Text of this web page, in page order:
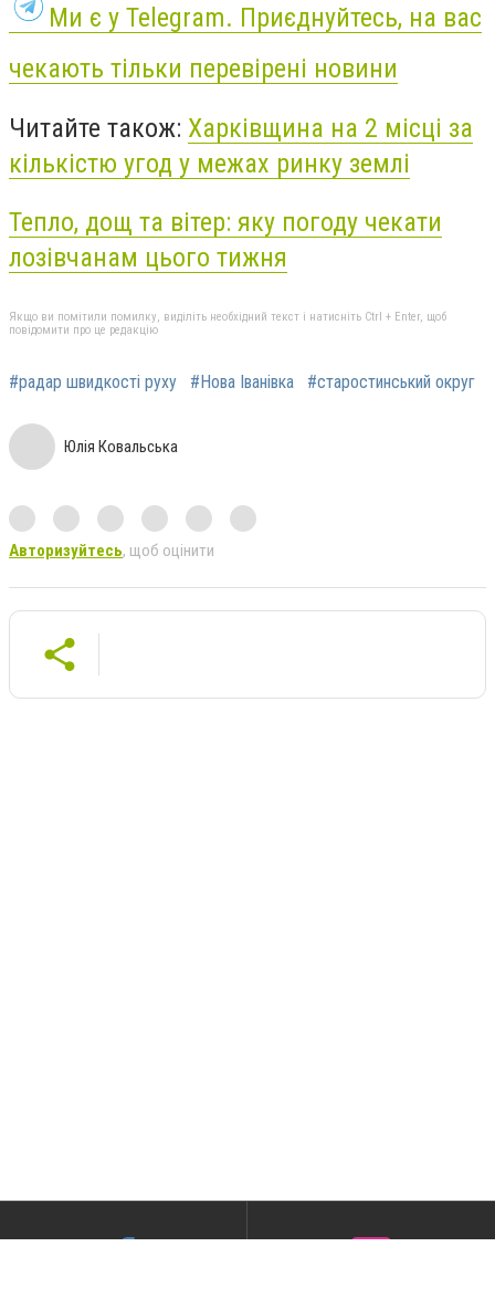
Ми є у Telegram. Приєднуйтесь, на вас
чекають тільки перевірені новини
Читайте також: Харківщина на 2 місці за
кількістю угод у межах ринку землі
Тепло, дощ та вітер: яку погоду чекати
лозівчанам цього тижня
Якщо ви помітили помилку, виділіть необхідний текст і натисніть Ctrl + Enter, щоб
повідомити про це редакцію
#радар швидкості руху #Нова Іванівка #старостинський округ
Юлія Ковальська
Авторизуйтесь, щоб оцінити